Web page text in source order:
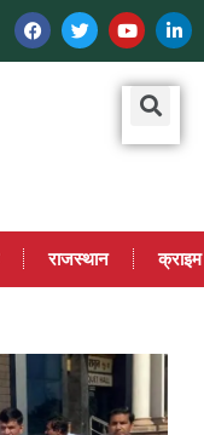
राजस्थान क्राइम